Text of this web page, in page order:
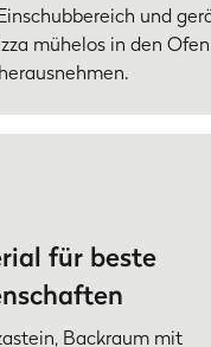
und
mühelos in den
für beste
Backraum mit